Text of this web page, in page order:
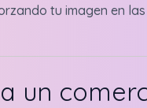
tu imagen en
un